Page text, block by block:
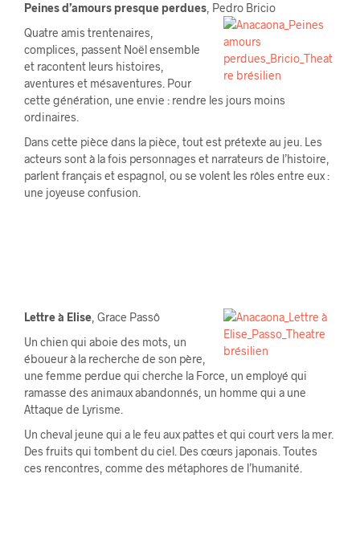
Peines d’amours presque perdues , Pedro Bricio
Quatre amis trentenaires,
complices, passent Noël ensemble
et racontent leurs histoires,
aventures et mésaventures. Pour
cette génération, une envie : rendre les jours moins
ordinaires.
Dans cette pièce dans la pièce, tout est prétexte au jeu. Les
acteurs sont à la fois personnages et narrateurs de l’histoire,
parlent français et espagnol, ou se volent les rôles entre eux :
une joyeuse confusion.
Lettre à Elise , Grace Passô
Un chien qui aboie des mots, un
éboueur à la recherche de son père,
une femme perdue qui cherche la Force, un employé qui
ramasse des animaux abandonnés, un homme qui a une
Attaque de Lyrisme.
Un cheval jeune qui a le feu aux pattes et qui court vers la mer.
Des fruits qui tombent du ciel. Des cœurs japonais. Toutes
ces rencontres, comme des métaphores de l’humanité.